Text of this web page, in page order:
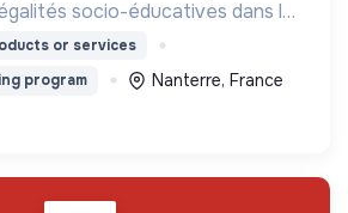
socio-éducatives dans les
or services
program
Nanterre, France